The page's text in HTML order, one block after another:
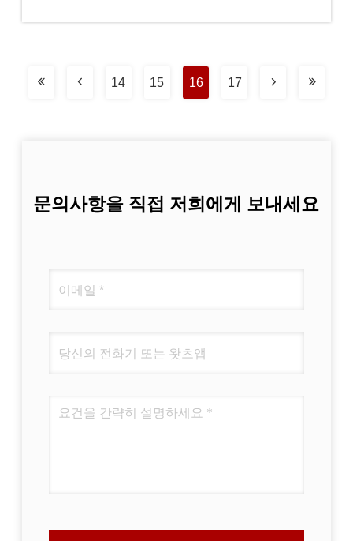
14 15 16 17
문의사항을 직접 저희에게 보내세요